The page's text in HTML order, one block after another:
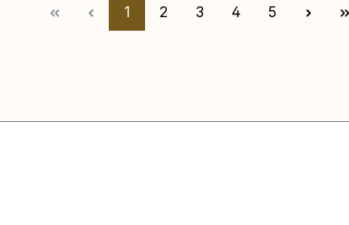
Seite
1 Seite
2 Seite
3 Seite
4 Seite
5